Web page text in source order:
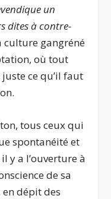
un
dites à contre-
culture gangréné
où tout
ce qu’il faut
tous ceux qui
spontanéité et
y a l’ouverture à
de sa
dépit des